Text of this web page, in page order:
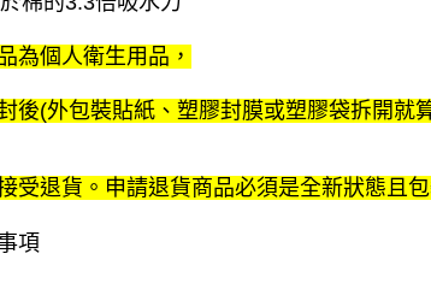
為個人衛生用品，
後(外包裝貼紙、塑膠封膜或塑膠袋拆開就
受退貨。申請退貨商品必須是全新狀態且包
項